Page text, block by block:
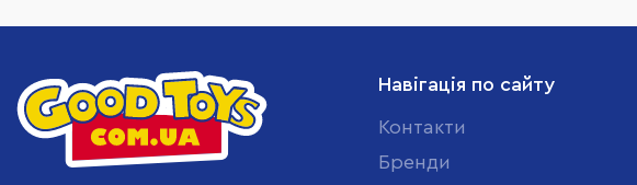
Навігація по сайту
Контакти
Бренди